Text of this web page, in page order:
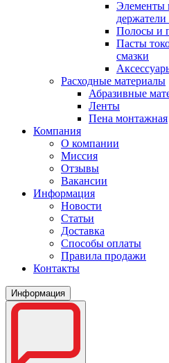
Элементы
Полосы и
Пасты
смазки
Расходные материалы
Абразивные
Ленты
Пена монтажная
Компания
О компании
Миссия
Отзывы
Вакансии
Информация
Новости
Статьи
Доставка
Способы оплаты
Правила продажи
Контакты
Информация